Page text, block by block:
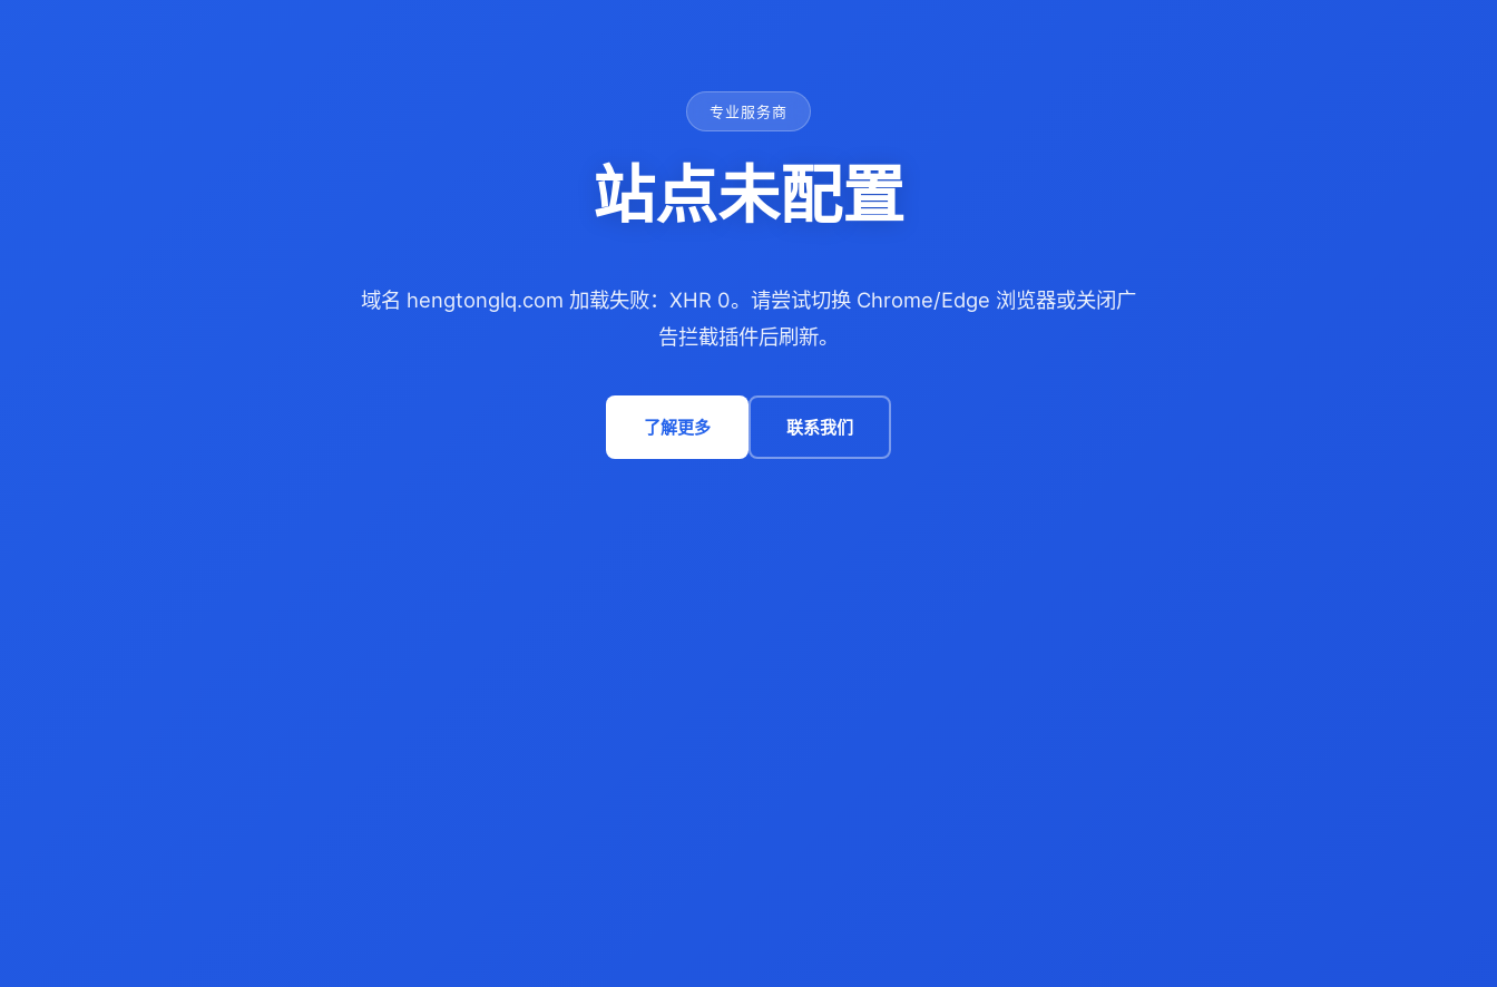
专业服务商
站点未配置
域名 hengtonglq.com 加载失败：XHR 0。请尝试切换 Chrome/Edge 浏览器或关闭广
告拦截插件后刷新。
了解更多 联系我们